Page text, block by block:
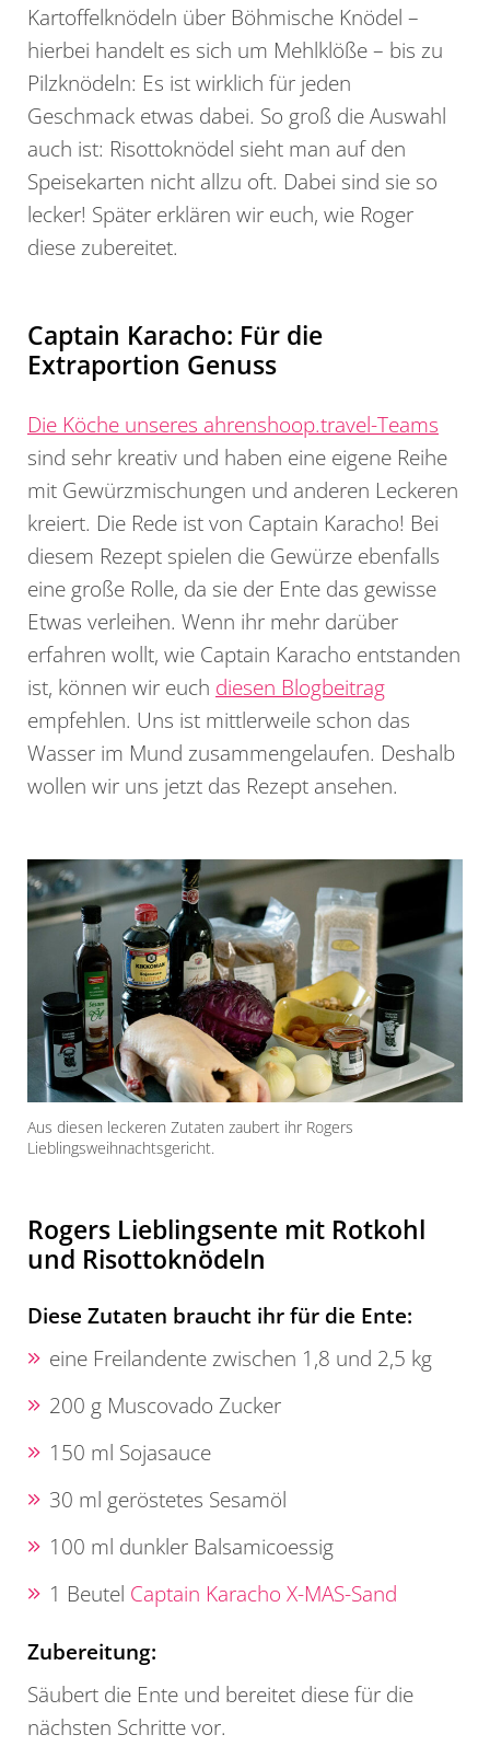
Kartoffelknödeln über Böhmische Knödel –
hierbei handelt es sich um Mehlklöße – bis zu
Pilzknödeln: Es ist wirklich für jeden
Geschmack etwas dabei. So groß die Auswahl
auch ist: Risottoknödel sieht man auf den
Speisekarten nicht allzu oft. Dabei sind sie so
lecker! Später erklären wir euch, wie Roger
diese zubereitet.
Captain Karacho: Für die
Extraportion Genuss
Die Köche unseres ahrenshoop.travel-Teams
sind sehr kreativ und haben eine eigene Reihe
mit Gewürzmischungen und anderen Leckeren
kreiert. Die Rede ist von Captain Karacho! Bei
diesem Rezept spielen die Gewürze ebenfalls
eine große Rolle, da sie der Ente das gewisse
Etwas verleihen. Wenn ihr mehr darüber
erfahren wollt, wie Captain Karacho entstanden
ist, können wir euch diesen Blogbeitrag
empfehlen. Uns ist mittlerweile schon das
Wasser im Mund zusammengelaufen. Deshalb
wollen wir uns jetzt das Rezept ansehen.
Aus diesen leckeren Zutaten zaubert ihr Rogers
Lieblingsweihnachtsgericht.
Rogers Lieblingsente mit Rotkohl
und Risottoknödeln
Diese Zutaten braucht ihr für die Ente:
eine Freilandente zwischen 1,8 und 2,5 kg
200 g Muscovado Zucker
150 ml Sojasauce
30 ml geröstetes Sesamöl
100 ml dunkler Balsamicoessig
1 Beutel Captain Karacho X-MAS-Sand
Zubereitung:
Säubert die Ente und bereitet diese für die
nächsten Schritte vor.